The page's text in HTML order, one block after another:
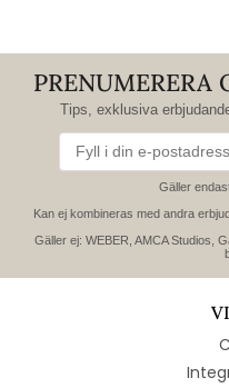
PRENUMERERA
Tips, exklusiva
Gäller
Kan ej kombineras med andra
Gäller ej: WEBER, AMCA Studios,